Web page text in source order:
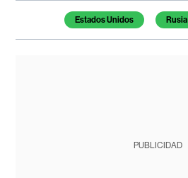
Temas de este artículo
Estados Unidos Rusia
PUBLICIDAD